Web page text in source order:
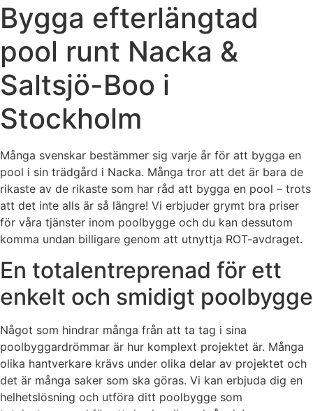
Bygga efterlängtad
pool runt Nacka &
Saltsjö-Boo i
Stockholm
Många svenskar bestämmer sig varje år för att bygga en
pool i sin trädgård i Nacka. Många tror att det är bara de
rikaste av de rikaste som har råd att bygga en pool – trots
att det inte alls är så längre! Vi erbjuder grymt bra priser
för våra tjänster inom poolbygge och du kan dessutom
komma undan billigare genom att utnyttja ROT-avdraget.
En totalentreprenad för ett
enkelt och smidigt poolbygge
Något som hindrar många från att ta tag i sina
poolbyggardrömmar är hur komplext projektet är. Många
olika hantverkare krävs under olika delar av projektet och
det är många saker som ska göras. Vi kan erbjuda dig en
helhetslösning och utföra ditt poolbygge som